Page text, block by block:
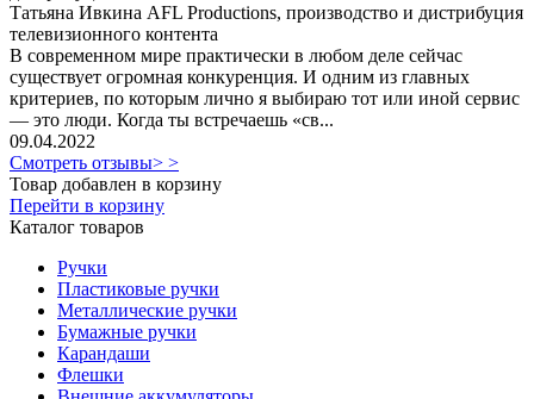
Татьяна Ивкина AFL Productions, производство и дистрибуция
телевизионного контента
В современном мире практически в любом деле сейчас
существует огромная конкуренция. И одним из главных
критериев, по которым лично я выбираю тот или иной сервис
— это люди. Когда ты встречаешь «св...
09.04.2022
Смотреть отзывы> >
Товар добавлен в корзину
Перейти в корзину
Каталог товаров
Ручки
Пластиковые ручки
Металлические ручки
Бумажные ручки
Карандаши
Флешки